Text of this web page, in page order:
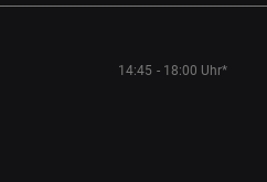
14:45 - 18:00 Uhr*